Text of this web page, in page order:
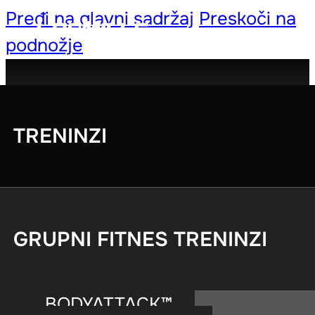
Pređi na glavni sadržaj Preskoči na
podnožje
TRENINZI
GRUPNI FITNES TRENINZI
BODYATTACK™